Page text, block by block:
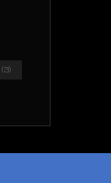
(3)